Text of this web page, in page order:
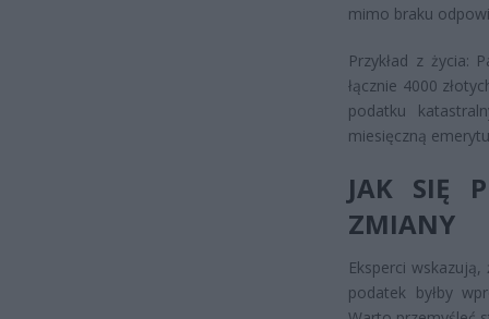
mimo braku
Przykład z życia:
łącznie 4000
podatku
miesięczną
JAK SIĘ
ZMIANY
Eksperci
podatek byłby